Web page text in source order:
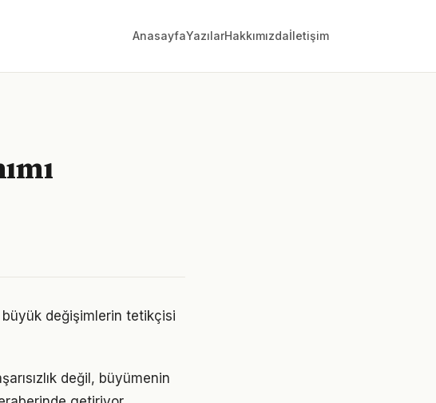
AnasayfaYazılarHakkımızdaİletişim
büyük değişimlerin tetikçisi
değil, büyümenin